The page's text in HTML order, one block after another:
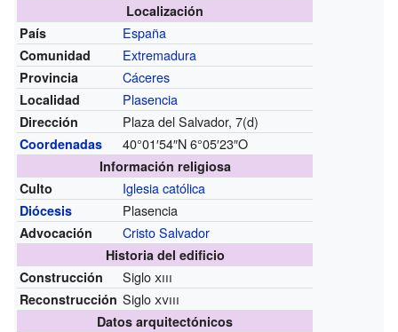
Localización
País
España
Comunidad Extremadura
Provincia Cáceres
Localidad Plasencia
Dirección Plaza del Salvador, 7(d)
Coordenadas 40°01′54″N6°05′23″O
Información religiosa
Culto
Iglesia católica
Diócesis Plasencia
Advocación Cristo Salvador
Historia del edificio
Construcción
Sigloxiii
Reconstrucción Sigloxviii
Datos arquitectónicos